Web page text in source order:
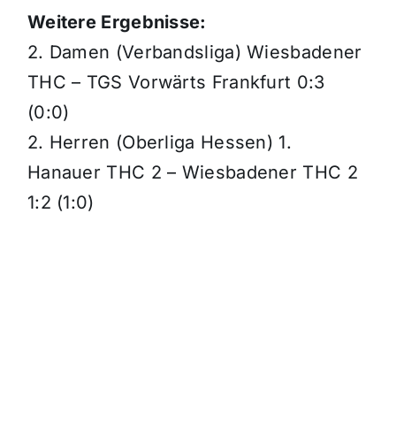
Weitere Ergebnisse:
2. Damen (Verbandsliga) Wiesbadener
THC – TGS Vorwärts Frankfurt 0:3
(0:0)
2. Herren (Oberliga Hessen) 1.
Hanauer THC 2 – Wiesbadener THC 2
1:2 (1:0)